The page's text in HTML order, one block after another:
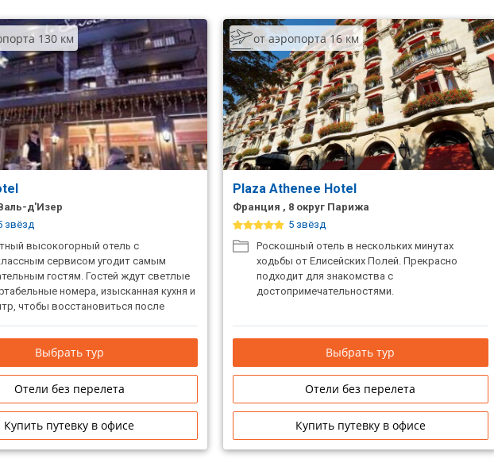
130 км
д'Изер
звёзд
высокогорный отель с
сервисом угодит самым
гостям. Гостей ждут светлые
номера, изысканная кухня и
чтобы восстановиться после
Выбрать тур
Отели без перелета
Купить путевку в офисе
от аэропорта 16 км
Plaza Athenee Hotel
Франция , 8 округ Парижа
5 звёзд
Роскошный отель в нескольких минутах
ходьбы от Елисейских Полей. Прекрасно
подходит для знакомства с
достопримечательностями.
Выбрать тур
Отели без перелета
Купить путевку в офисе